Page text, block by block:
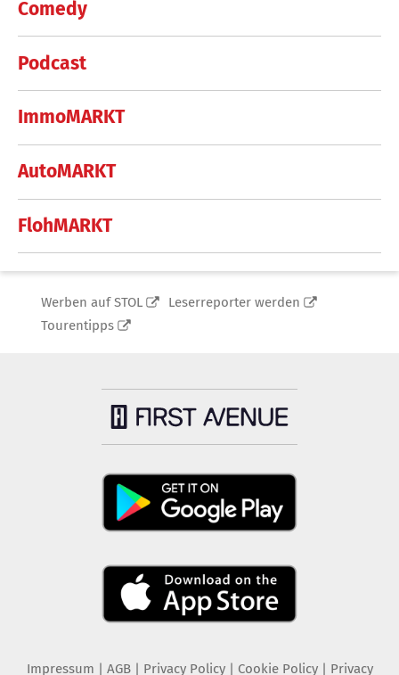
Comedy
Podcast
ImmoMARKT
AutoMARKT
FlohMARKT
Werben auf STOL
Leserreporter werden
Tourentipps
Impressum AGB Privacy Policy| Cookie Policy| Privacy